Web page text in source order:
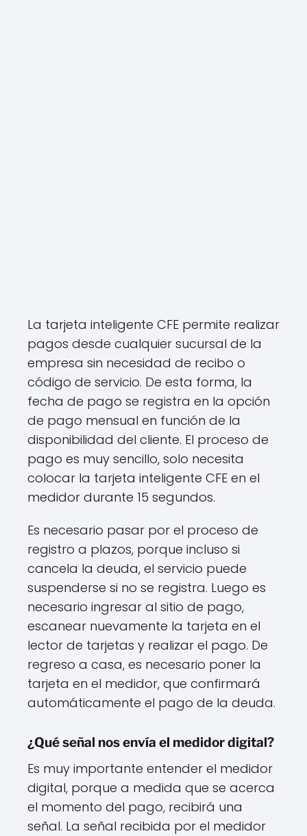
La tarjeta inteligente CFE permite realizar
pagos desde cualquier sucursal de la
empresa sin necesidad de recibo o
código de servicio. De esta forma, la
fecha de pago se registra en la opción
de pago mensual en función de la
disponibilidad del cliente. El proceso de
pago es muy sencillo, solo necesita
colocar la tarjeta inteligente CFE en el
medidor durante 15 segundos.
Es necesario pasar por el proceso de
registro a plazos, porque incluso si
cancela la deuda, el servicio puede
suspenderse si no se registra. Luego es
necesario ingresar al sitio de pago,
escanear nuevamente la tarjeta en el
lector de tarjetas y realizar el pago. De
regreso a casa, es necesario poner la
tarjeta en el medidor, que confirmará
automáticamente el pago de la deuda.
¿Qué señal nos envía el medidor digital?
Es muy importante entender el medidor
digital, porque a medida que se acerca
el momento del pago, recibirá una
señal. La señal recibida por el medidor